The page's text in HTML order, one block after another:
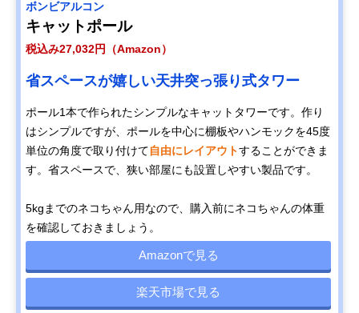
ボンビアルコン
キャットポール
税込み27,032円（Amazon）
省スペースが嬉しい天井突っ張り式タワー
ポール1本で作られたシンプルなキャットタワーです。作り
はシンプルですが、ポールを中心に棚板やハンモックを45度
単位の角度で取り付けて自由にレイアウトすることができま
す。省スペースで、狭い部屋にも設置しやすい製品です。
5kgまでのネコちゃん用なので、購入前にネコちゃんの体重
を確認しておきましょう。
Amazonで見る
楽天市場で見る